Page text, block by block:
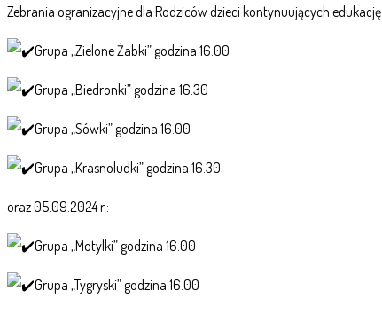
Zebrania ogranizacyjne dla Rodziców dzieci kontynuujących
Grupa „Zielone Żabki” godzina 16.00
Grupa „Biedronki” godzina 16.30
Grupa „Sówki” godzina 16.00
Grupa „Krasnoludki” godzina 16.30.
oraz 05.09.2024 r.:
Grupa „Motylki” godzina 16.00
Grupa „Tygryski” godzina 16.00